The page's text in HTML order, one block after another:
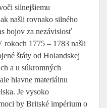
silnejšiemu
našli rovnako silného
bojov za nezávislosť
rokoch 1775 – 1783 našli
štáty od Holandskej
a u súkromných
hlavne materiálnu
Je vysoko
by Britské impérium o